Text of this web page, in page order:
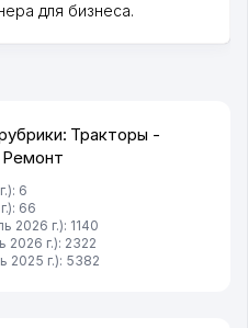
для бизнеса.
Тракторы -
6
66
2026 г.): 1140
2026 г.): 2322
2025 г.): 5382